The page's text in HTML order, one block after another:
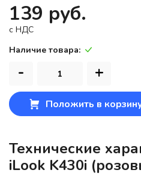
139 руб.
c НДС
Наличие товара:
- +
Положить в
Технические
iLook K430i